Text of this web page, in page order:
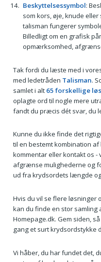
Beskyttelsessymbol:
som kors, øje, knude
talisman fungerer
Billedligt om en grafisk
opmærksomhed,
Tak fordi du læste med i
med ledetråden Talisman.
samlet i alt 65 forskellige
oplagte ord til nogle mere
fandt du præcis dét svar, du
Kunne du ikke finde det
til en bestemt kombination
kommentar eller kontakt os
afgrænse mulighederne og
ud fra krydsordets længde
Hvis du vil se flere løsninger
kan du finde en stor
Homepage.dk. Gem siden,
gang et surt krydsordstykke
Vi håber, du har fundet det,